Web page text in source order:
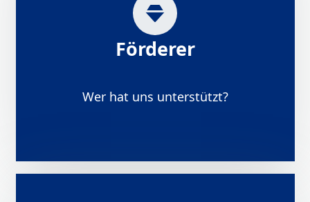
Förderer
Wer hat uns unterstützt?